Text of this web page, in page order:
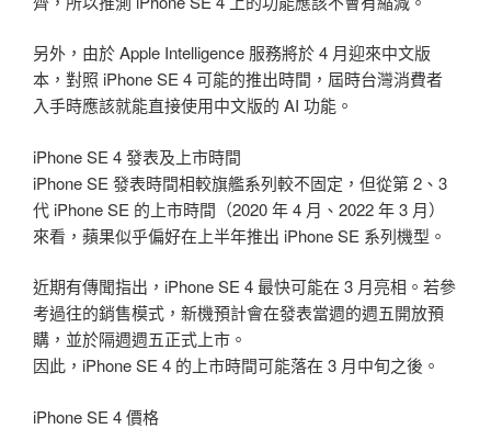
另外，由於 Apple Intelligence 服務將於 4 月迎來中文版
本，對照 iPhone SE 4 可能的推出時間，屆時台灣消費者
入手時應該就能直接使用中文版的 AI 功能。
iPhone SE 4 發表及上市時間
iPhone SE 發表時間相較旗艦系列較不固定，但從第 2、3
代 iPhone SE 的上市時間（2020 年 4 月、2022 年 3 月）
來看，蘋果似乎偏好在上半年推出 iPhone SE 系列機型。
近期有傳聞指出，iPhone SE 4 最快可能在 3 月亮相。若參
考過往的銷售模式，新機預計會在發表當週的週五開放預
購，並於隔週週五正式上市。
因此，iPhone SE 4 的上市時間可能落在 3 月中旬之後。
iPhone SE 4 價格